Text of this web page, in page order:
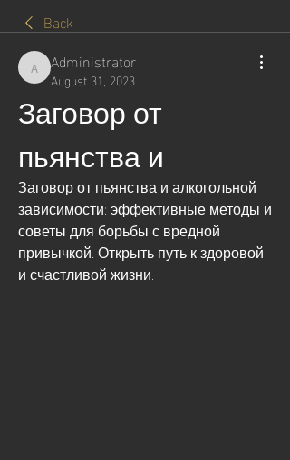
Back
Administrator
Administrator
August 31, 2023
Заговор от
пьянства и
Заговор от пьянства и алкогольной
зависимости: эффективные методы и
советы для борьбы с вредной
привычкой. Открыть путь к здоровой
и счастливой жизни.